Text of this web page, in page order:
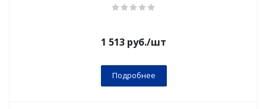
1 513 руб./шт
Подробнее